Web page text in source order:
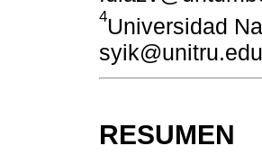
4Universidad
RESUMEN